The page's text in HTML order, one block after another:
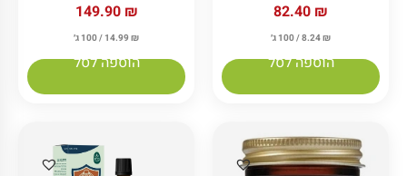
82.40 ₪
8.24₪ / 100 ג׳
הוספה לסל
149.90 ₪
14.99 ₪ / 100 ג׳
הוספה לסל